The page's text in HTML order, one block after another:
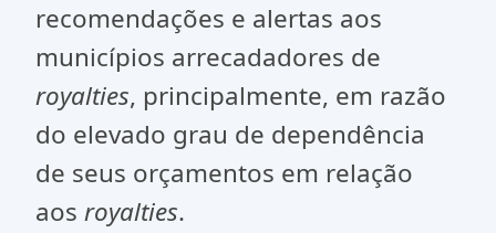
recomendações e alertas aos
municípios arrecadadores de
royalties, principalmente, em razão
do elevado grau de dependência
de seus orçamentos em relação
aos royalties.